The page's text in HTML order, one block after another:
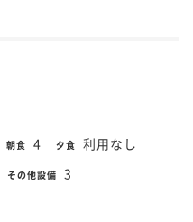
朝食 4 夕食 利用なし
その他設備 3